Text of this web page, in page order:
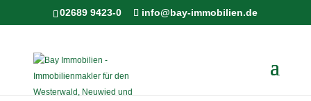
02689 9423-0 info@bay-immobilien.de